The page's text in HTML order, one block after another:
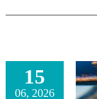
15
06, 2026